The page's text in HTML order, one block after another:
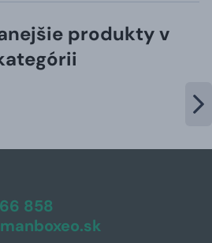
produkty v
858